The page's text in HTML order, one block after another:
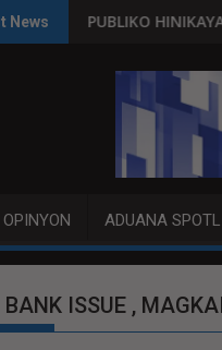
News NI SPEAKER DY NA
OPINYON ADUANA
ISSUE ,